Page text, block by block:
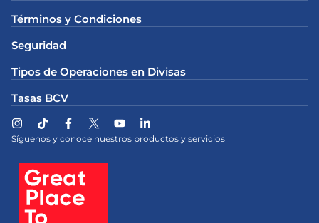
Términos y Condiciones
Seguridad
Tipos de Operaciones en Divisas
Tasas BCV
Síguenos y conoce nuestros productos y servicios